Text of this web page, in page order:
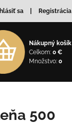
sa Registrácia
Nákupný košík
Celkom: 0 €
Množstvo: 0
500